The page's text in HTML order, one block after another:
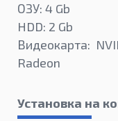
ОЗУ: 4 Gb
HDD: 2 Gb
Видеокарта:
Radeon
Установка на